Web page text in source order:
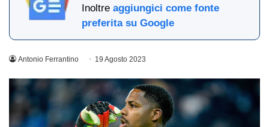
Inoltreaggiungici come fonte
preferita su Google
Antonio Ferrantino 19 Agosto 2023